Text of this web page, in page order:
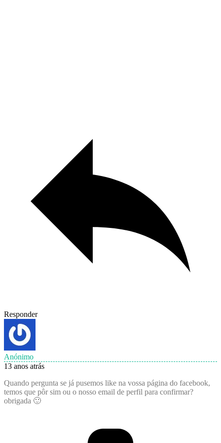
Responder
Anónimo
13 anos atrás
Quando pergunta se já pusemos like na vossa página do facebook,
temos que pôr sim ou o nosso email de perfil para confirmar?
obrigada 🙂